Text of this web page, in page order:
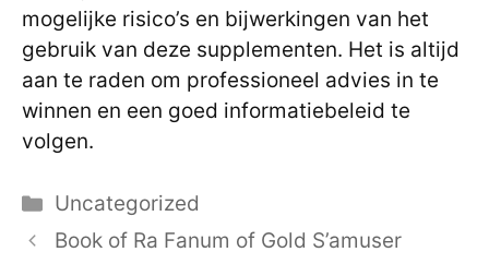
mogelijke risico’s en bijwerkingen van het
gebruik van deze supplementen. Het is altijd
aan te raden om professioneel advies in te
winnen en een goed informatiebeleid te
volgen.
Categories
Uncategorized
Book of Ra Fanum of Gold S’amuser